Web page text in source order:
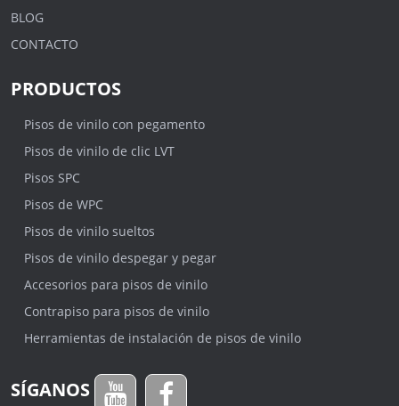
BLOG
CONTACTO
PRODUCTOS
Pisos de vinilo con pegamento
Pisos de vinilo de clic LVT
Pisos SPC
Pisos de WPC
Pisos de vinilo sueltos
Pisos de vinilo despegar y pegar
Accesorios para pisos de vinilo
Contrapiso para pisos de vinilo
Herramientas de instalación de pisos de vinilo
SÍGANOS